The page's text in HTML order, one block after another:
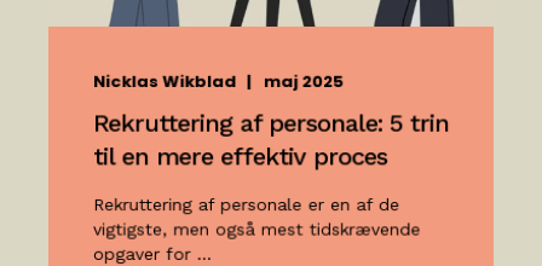
Nicklas Wikblad maj 2025
Rekruttering af personale: 5 trin
til en mere effektiv proces
Rekruttering af personale er en af de
vigtigste, men også mest tidskrævende
opgaver for ...